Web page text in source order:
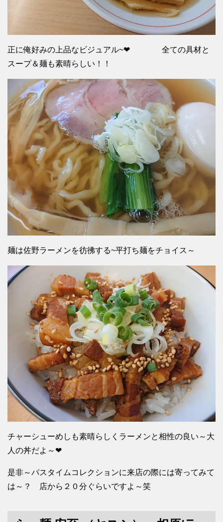
正に俺好みの上品なビジュアル~❤ 全ての具材と
スープ＆麺も素晴らしい！！
麺は佐野ラーメンを彷彿する~平打ち麺をチョイス～
チャーシューめしも素晴らしくラーメンと相性の良い～大
人の丼だよ～❤
是非～パスタイムコレクションに来店の際には寄ってみて
は～？ 店から２０分ぐらいですよ～笑